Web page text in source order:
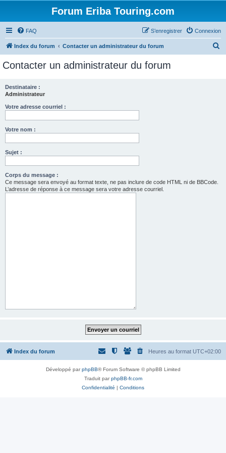
Forum Eriba Touring.com
FAQ Connexion
S’enregistrer
Index du forum Contacter un administrateur du forum
Contacter un administrateur du forum
Destinataire :
Administrateur
Votre adresse courriel :
Votre nom :
Sujet :
Corps du message :
Ce message sera envoyé au format texte, ne pas inclure de code HTML ni de BBCode.
L’adresse de réponse à ce message sera votre adresse courriel.
Index du forum Heures au format UTC+02:00
Développé parphpBB® Forum Software © phpBB Limited
Traduit parphpBB-fr.com
Confidentialité | Conditions